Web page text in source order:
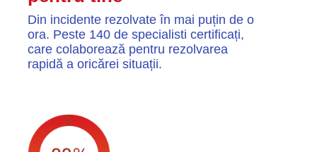
Din incidente rezolvate în mai puțin de o
ora. Peste 140 de specialisti certificați,
care colaborează pentru rezolvarea
rapidă a oricărei situații.